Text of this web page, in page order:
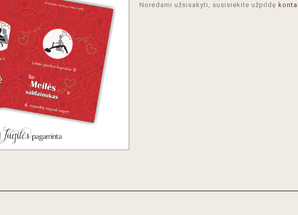
Norėdami užsisakyti, susisiekite užpildę